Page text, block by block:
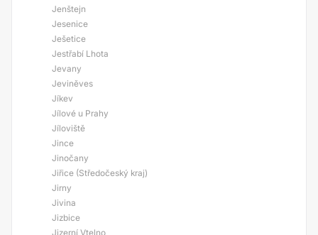
Jenštejn
Jesenice
Ješetice
Jestřabí Lhota
Jevany
Jeviněves
Jíkev
Jílové u Prahy
Jíloviště
Jince
Jinočany
Jiřice (Středočeský kraj)
Jirny
Jivina
Jizbice
Jizerní Vtelno